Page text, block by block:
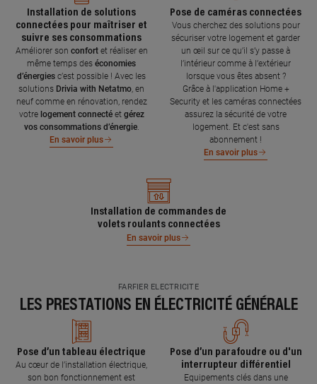
Installation de solutions
connectées pour maîtriser et
suivre ses consommations
Améliorer son confort et réaliser en
même temps des économies
d’énergies c’est possible ! Avec les
solutions Drivia with Netatmo , en
neuf comme en rénovation, rendez
votre logement connecté et gérez
vos consommations d’énergie.
En savoir plus
Pose de caméras connectées
Vous cherchez des solutions pour
sécuriser votre logement et garder
un œil sur ce qu’il s’y passe à
l’intérieur comme à l’extérieur
lorsque vous êtes absent ?
Grâce à l'application Home +
Security et les caméras connectées
assurez la sécurité de votre
logement. Et c'est sans
abonnement !
En savoir plus
Installation de commandes de
volets roulants connectées
En savoir plus
FARFIER ELECTRICITE
LES PRESTATIONS EN ÉLECTRICITÉ GÉNÉRALE
Pose d’un tableau électrique
Au cœur de l’installation électrique,
son bon fonctionnement est
Pose d’un parafoudre ou d'un
interrupteur différentiel
Equipements clés dans une